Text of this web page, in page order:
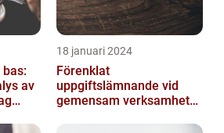
bas:
av
18 januari 2024
Förenklat
uppgiftslämnande vid
gemensam verksamhet